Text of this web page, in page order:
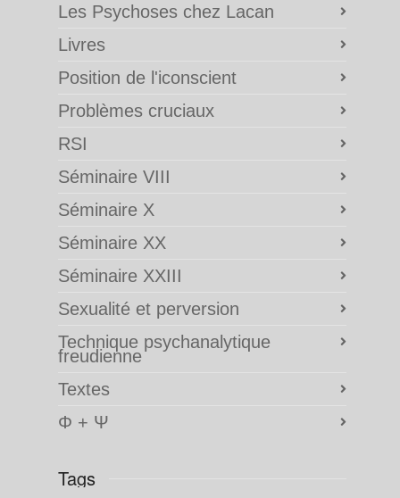
Les Psychoses chez Lacan
Livres
Position de l'iconscient
Problèmes cruciaux
RSI
Séminaire VIII
Séminaire X
Séminaire XX
Séminaire XXIII
Sexualité et perversion
Technique psychanalytique
freudienne
Textes
Φ + Ψ
Tags